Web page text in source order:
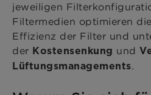
jeweiligen
Filtermedien optimieren
Effizienz der Filter und
der Kostensenkung und
Lüftungsmanagements.